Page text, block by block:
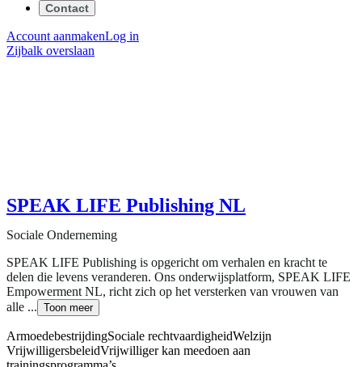
Contact
Account aanmakenLog in
Zijbalk overslaan
SPEAK LIFE Publishing NL
Sociale Onderneming
SPEAK LIFE Publishing is opgericht om verhalen en kracht te
delen die levens veranderen. Ons onderwijsplatform, SPEAK LIFE
Empowerment NL, richt zich op het versterken van vrouwen van
alle ... Toon meer
ArmoedebestrijdingSociale rechtvaardigheidWelzijn
VrijwilligersbeleidVrijwilliger kan meedoen aan